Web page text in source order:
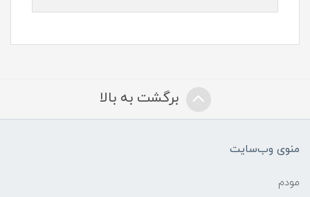
برگشت به بالا
منوی وب‌سایت
مودم